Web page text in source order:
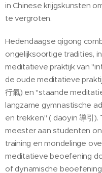
in Chinese krijgskunsten
te vergroten.
Hedendaagse qigong
ongelijksoortige tradities,
meditatieve praktijk van
de oude meditatieve
行氣) en "staande
langzame gymnastische
en trekken" ( daoyin 導引
meester aan studenten
training en mondelinge
meditatieve beoefening
of dynamische